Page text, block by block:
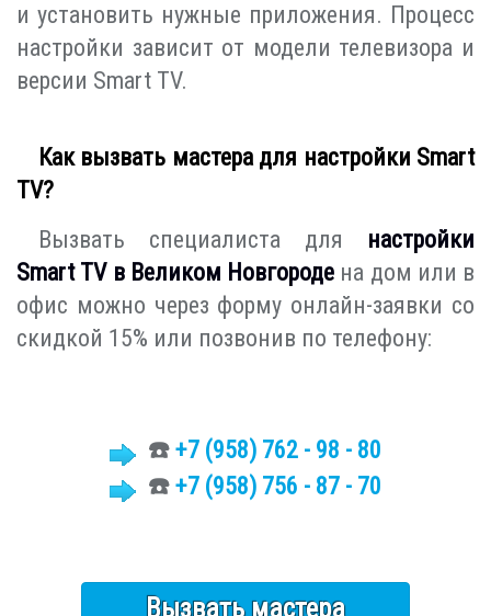
и установить нужные приложения. Процесс
настройки зависит от модели телевизора и
версии Smart TV.
Как вызвать мастера для настройки Smart
TV?
Вызвать специалиста для настройки
Smart TV в Великом Новгороде на дом или в
офис можно через форму онлайн-заявки со
скидкой 15% или позвонив по телефону:
☎️ +7 (958) 762 - 98 - 80
☎️ +7 (958) 756 - 87 - 70
Вызвать мастера